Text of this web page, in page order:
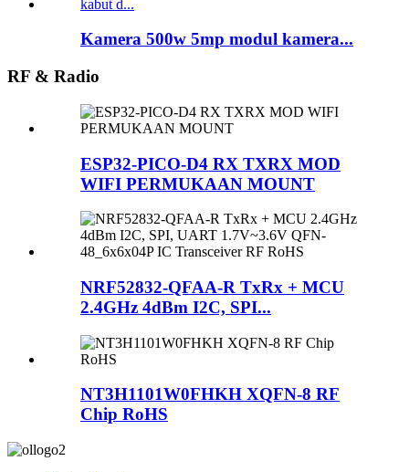
Kamera 500w 5mp modul kamera...
RF & Radio
ESP32-PICO-D4 RX TXRX MOD
WIFI PERMUKAAN MOUNT
NRF52832-QFAA-R TxRx + MCU
2.4GHz 4dBm I2C, SPI...
NT3H1101W0FHKH XQFN-8 RF
Chip RoHS